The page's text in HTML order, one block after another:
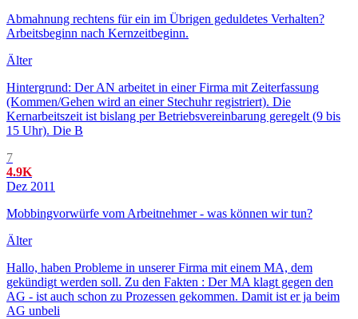
Abmahnung rechtens für ein im Übrigen geduldetes Verhalten?
Arbeitsbeginn nach Kernzeitbeginn.
Älter
Hintergrund: Der AN arbeitet in einer Firma mit Zeiterfassung
(Kommen/Gehen wird an einer Stechuhr registriert). Die
Kernarbeitszeit ist bislang per Betriebsvereinbarung geregelt (9 bis
15 Uhr). Die B
7
4.9K
Dez 2011
Mobbingvorwürfe vom Arbeitnehmer - was können wir tun?
Älter
Hallo, haben Probleme in unserer Firma mit einem MA, dem
gekündigt werden soll. Zu den Fakten : Der MA klagt gegen den
AG - ist auch schon zu Prozessen gekommen. Damit ist er ja beim
AG unbeli